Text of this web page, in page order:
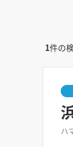
1件の
ハ